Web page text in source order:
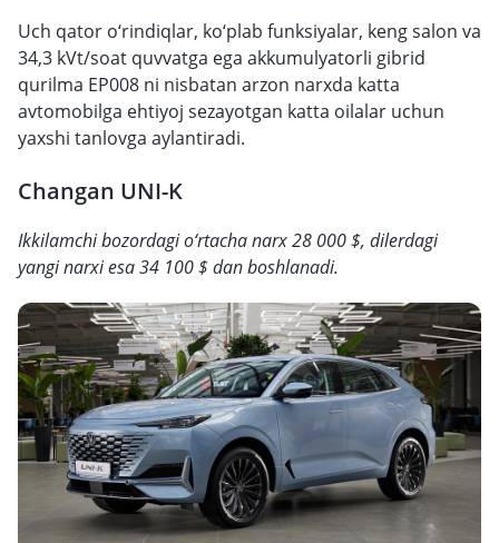
Uch qator o‘rindiqlar, ko‘plab funksiyalar, keng salon va
34,3 kVt/soat quvvatga ega akkumulyatorli gibrid
qurilma EP008 ni nisbatan arzon narxda katta
avtomobilga ehtiyoj sezayotgan katta oilalar uchun
yaxshi tanlovga aylantiradi.
Changan UNI-K
Ikkilamchi bozordagi o‘rtacha narx 28 000 $, dilerdagi
yangi narxi esa 34 100 $ dan boshlanadi.